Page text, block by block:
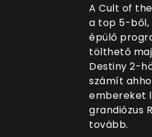
A Cult of
a top 5-ből,
épülő
tölthető
Destiny 2-
számít
embereket
grandiózus
tovább.